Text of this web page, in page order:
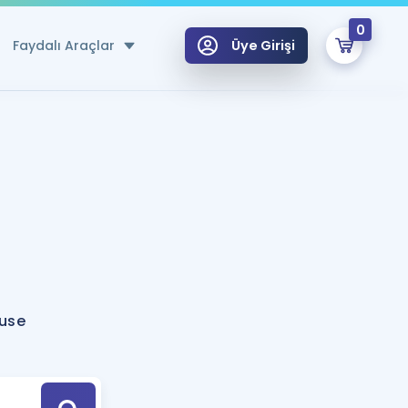
Faydalı Araçlar
Hesaplama Aracı
için Öneriler
Tek Takvimde
Üye Girişi
0
Hoca ile seni sınava hazırlayacak onlarca eğitim seni bekliyor!